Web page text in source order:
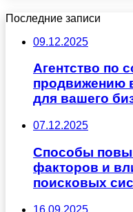
Последние записи
09.12.2025
Агентство по
продвижению
для вашего
07.12.2025
Способы
факторов и
поисковых
16.09.2025